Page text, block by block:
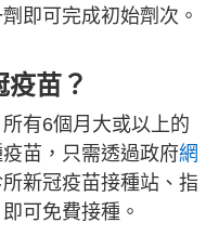
即可完成初始劑次。
苗？
有6個月大或以上的
苗，只需透過政府網
新冠疫苗接種站、指
可免費接種。